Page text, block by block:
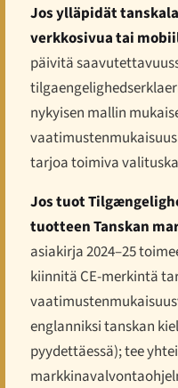
Jos ylläpidät
verkkosivua tai
päivitä
nykyisen mallin
vaatimustenmukaisuus
tarjoa toimiva
Jos tuot
tuotteen Tanskan
asiakirja 2024–25
kiinnitä CE-merkintä
englanniksi tanskan
pyydettäessä); tee